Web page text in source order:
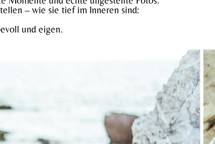
– wie sie tief im Inneren sind:
und eigen.